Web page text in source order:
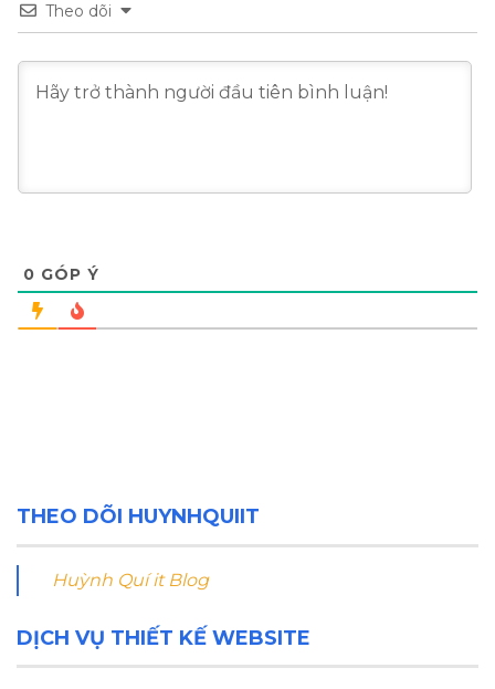
Theo dõi
0 GÓP Ý
THEO DÕI HUYNHQUIIT
Huỳnh Quí it Blog
DỊCH VỤ THIẾT KẾ WEBSITE